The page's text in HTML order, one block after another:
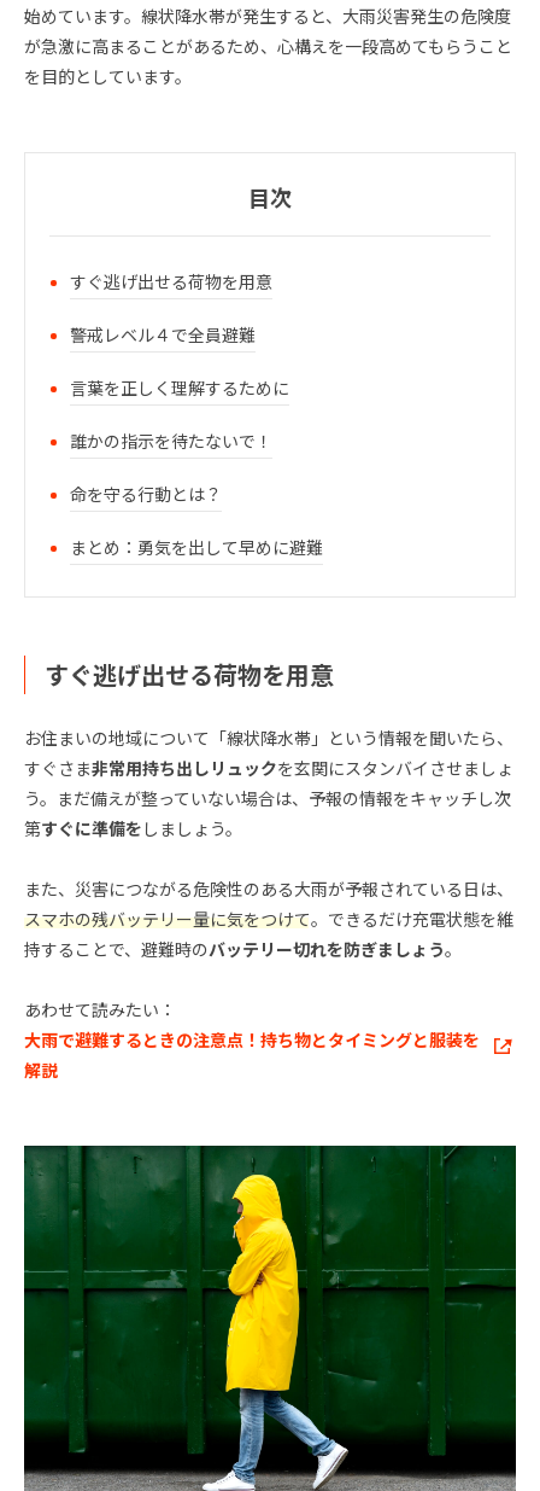
始めています。線状降水帯が発生すると、大雨災害発生の危険度
が急激に高まることがあるため、心構えを一段高めてもらうこと
を目的としています。
目次
すぐ逃げ出せる荷物を用意
警戒レベル４で全員避難
言葉を正しく理解するために
誰かの指示を待たないで！
命を守る行動とは？
まとめ：勇気を出して早めに避難
すぐ逃げ出せる荷物を用意
お住まいの地域について「線状降水帯」という情報を聞いたら、
すぐさま非常用持ち出しリュックを玄関にスタンバイさせましょ
う。まだ備えが整っていない場合は、予報の情報をキャッチし次
第すぐに準備を しましょう。
また、災害につながる危険性のある大雨が予報されている日は、
スマホの残バッテリー量に気をつけて。できるだけ充電状態を維
持することで、避難時のバッテリー切れを防ぎましょう。
あわせて読みたい：
大雨で避難するときの注意点！持ち物とタイミングと服装を
解説